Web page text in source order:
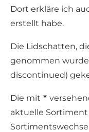
Dort erkläre ich
erstellt habe.
Die Lidschatten,
genommen
discontinued)
Die mit *
aktuelle Sortiment